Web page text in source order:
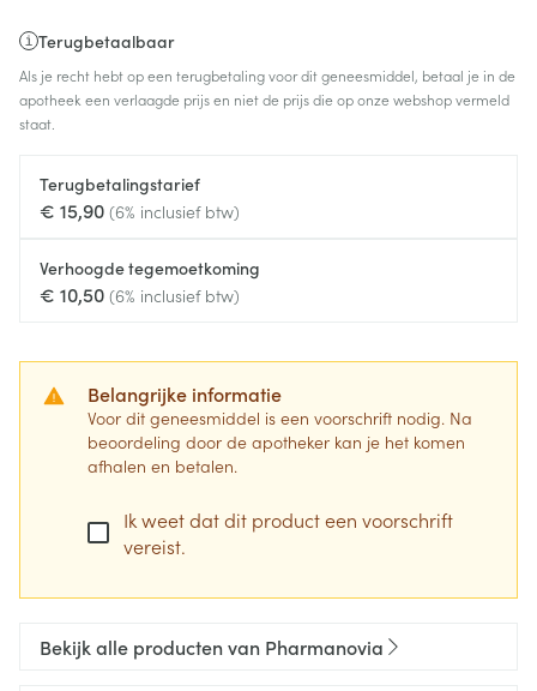
Terugbetaalbaar
Als je recht hebt op een terugbetaling voor dit geneesmiddel, betaal je in de
apotheek een verlaagde prijs en niet de prijs die op onze webshop vermeld
staat.
Terugbetalingstarief
€ 15,90 (6% inclusief btw)
Verhoogde tegemoetkoming
€ 10,50 (6% inclusief btw)
Belangrijke informatie
Voor dit geneesmiddel is een voorschrift nodig. Na
beoordeling door de apotheker kan je het komen
afhalen en betalen.
Ik weet dat dit product een voorschrift
vereist.
Bekijk alle producten van Pharmanovia